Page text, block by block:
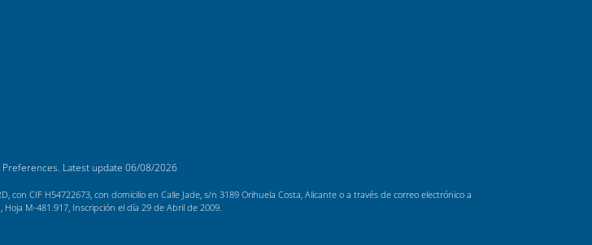
Preferences. Latest update 06/08/2026
CIF H54722673, con domicilio en Calle Jade, s/n 3189 Orihuela Costa, Alicante o a través de correo electrónico a
M-481.917, Inscripción el día 29 de Abril de 2009.